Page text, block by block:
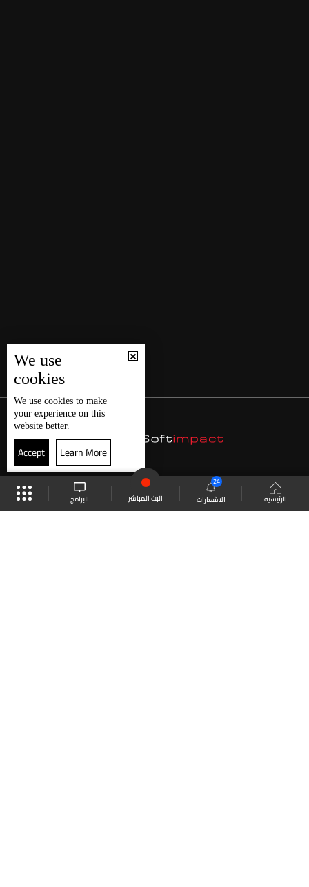
الرئيسية الاشعارات
24
البث المباشر البرامج
We use
cookies
We use cookies to make
your experience on this
website better.
Accept Learn More
موقع البرامج الجدول البث المباشر